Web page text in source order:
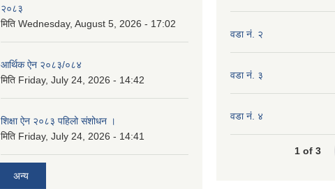
२०८३
मिति Wednesday, August 5, 2026 - 17:02
आर्थिक ऐन २०८३/०८४
मिति Friday, July 24, 2026 - 14:42
शिक्षा ऐन २०८३ पहिलो संशोधन ।
मिति Friday, July 24, 2026 - 14:41
अन्य
वडा नं. २
वडा नं. ३
वडा नं. ४
1 of 3